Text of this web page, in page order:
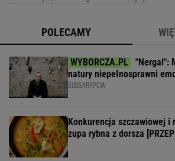
POLECAMY
"Nergal":
natury niepełnosprawni
SUBSKRYPCJA
Konkurencja szczawiowej i
zupa rybna z dorsza